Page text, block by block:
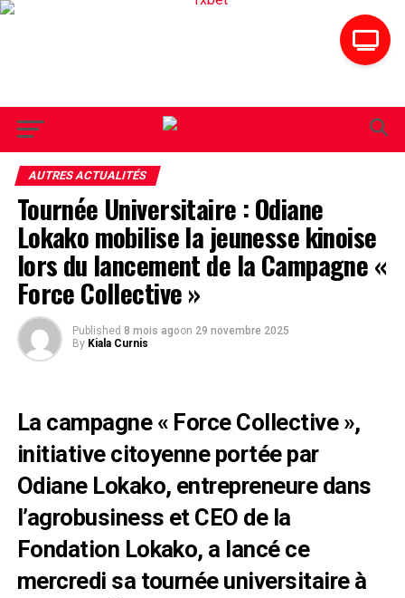
AUTRES ACTUALITÉS
Tournée Universitaire : Odiane
Lokako mobilise la jeunesse kinoise
lors du lancement de la Campagne «
Force Collective »
Published 8 mois agoon 29 novembre 2025
By Kiala Curnis
La campagne « Force Collective »,
initiative citoyenne portée par
Odiane Lokako, entrepreneure dans
l’agrobusiness et CEO de la
Fondation Lokako, a lancé ce
mercredi sa tournée universitaire à